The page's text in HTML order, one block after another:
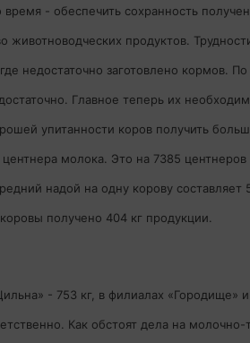
время - обеспечить сохранность
животноводческих продуктов.
недостаточно заготовлено кормов.
Главное теперь их
упитанности коров получить
молока. Это на 7385
надой на одну корову составляет
получено 404 кг продукции.
- 753 кг, в филиалах
Как обстоят дела на